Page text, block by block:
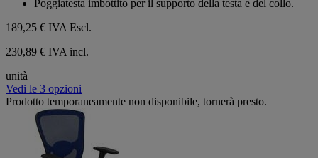
Poggiatesta imbottito per il supporto della testa e del collo.
189,25 € IVA Escl.
230,89 € IVA incl.
unità
Vedi le 3 opzioni
Prodotto temporaneamente non disponibile, tornerà presto.